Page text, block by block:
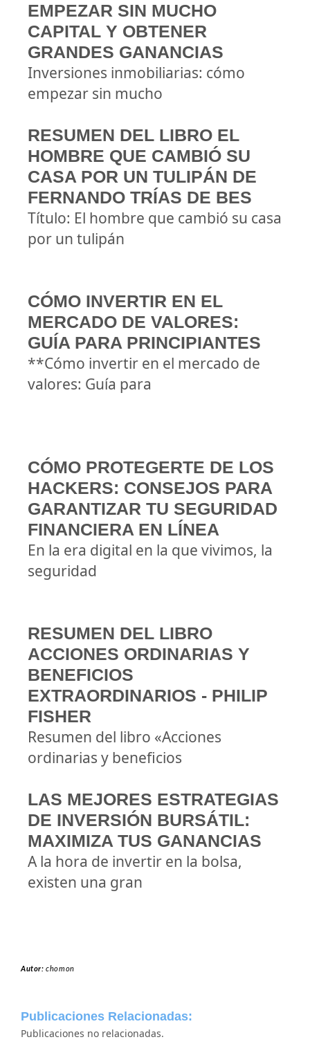
EMPEZAR SIN MUCHO
CAPITAL Y OBTENER
GRANDES GANANCIAS
Inversiones inmobiliarias: cómo
empezar sin mucho
RESUMEN DEL LIBRO EL
HOMBRE QUE CAMBIÓ SU
CASA POR UN TULIPÁN DE
FERNANDO TRÍAS DE BES
Título: El hombre que cambió su casa
por un tulipán
CÓMO INVERTIR EN EL
MERCADO DE VALORES:
GUÍA PARA PRINCIPIANTES
**Cómo invertir en el mercado de
valores: Guía para
CÓMO PROTEGERTE DE LOS
HACKERS: CONSEJOS PARA
GARANTIZAR TU SEGURIDAD
FINANCIERA EN LÍNEA
En la era digital en la que vivimos, la
seguridad
RESUMEN DEL LIBRO
ACCIONES ORDINARIAS Y
BENEFICIOS
EXTRAORDINARIOS - PHILIP
FISHER
Resumen del libro «Acciones
ordinarias y beneficios
LAS MEJORES ESTRATEGIAS
DE INVERSIÓN BURSÁTIL:
MAXIMIZA TUS GANANCIAS
A la hora de invertir en la bolsa,
existen una gran
Autor:chomon
Publicaciones Relacionadas:
Publicaciones no relacionadas.